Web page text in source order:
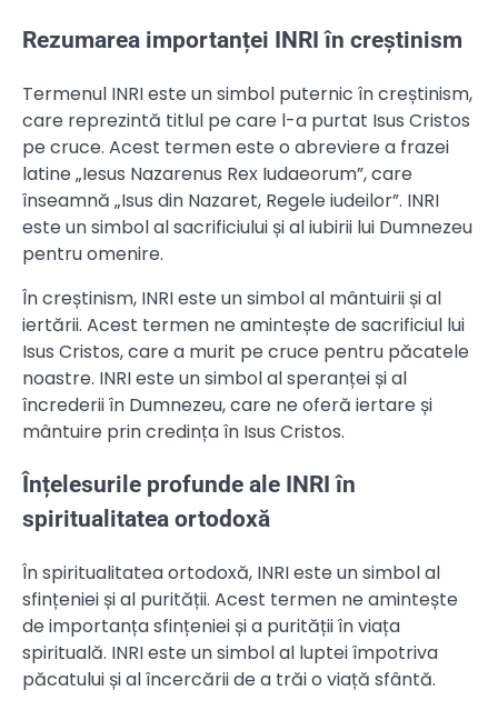
Rezumarea importanței INRI în creștinism
Termenul INRI este un simbol puternic în creștinism,
care reprezintă titlul pe care l-a purtat Isus Cristos
pe cruce. Acest termen este o abreviere a frazei
latine „Iesus Nazarenus Rex Iudaeorum”, care
înseamnă „Isus din Nazaret, Regele iudeilor”. INRI
este un simbol al sacrificiului și al iubirii lui Dumnezeu
pentru omenire.
În creștinism, INRI este un simbol al mântuirii și al
iertării. Acest termen ne amintește de sacrificiul lui
Isus Cristos, care a murit pe cruce pentru păcatele
noastre. INRI este un simbol al speranței și al
încrederii în Dumnezeu, care ne oferă iertare și
mântuire prin credința în Isus Cristos.
Înțelesurile profunde ale INRI în
spiritualitatea ortodoxă
În spiritualitatea ortodoxă, INRI este un simbol al
sfințeniei și al purității. Acest termen ne amintește
de importanța sfințeniei și a purității în viața
spirituală. INRI este un simbol al luptei împotriva
păcatului și al încercării de a trăi o viață sfântă.